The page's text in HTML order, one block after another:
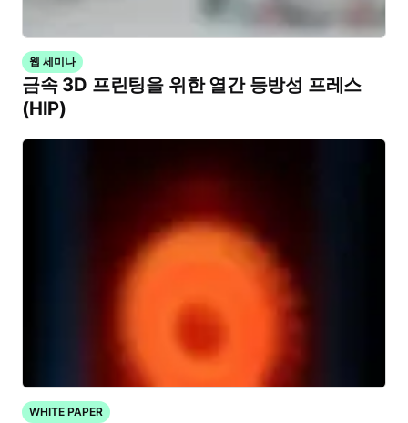
웹 세미나
금속 3D 프린팅을 위한 열간 등방성 프레스
(HIP)
WHITE PAPER